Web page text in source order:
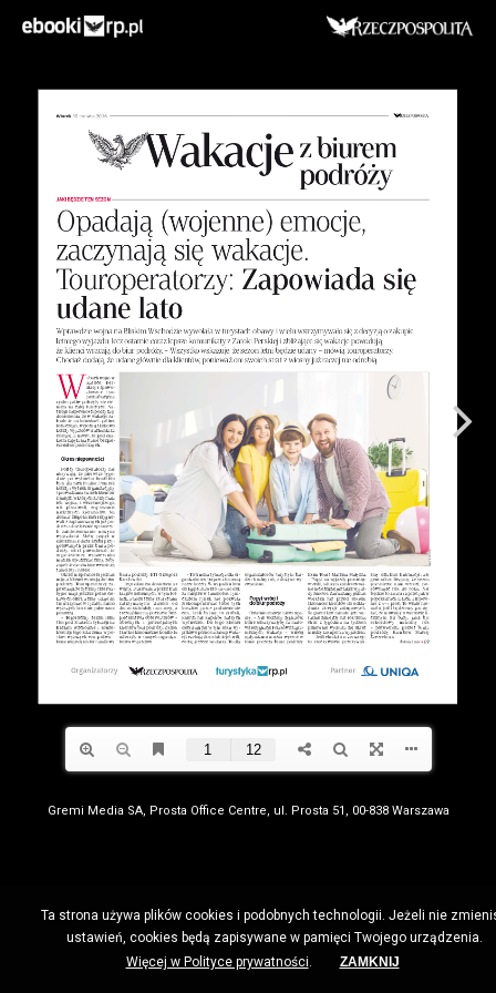
Gremi Media SA, Prosta Office Centre, ul. Prosta 51, 00-838 Warszawa
Ta strona używa plików cookies i podobnych technologii. Jeżeli nie
ustawień, cookies będą zapisywane w pamięci Twojego urządzenia.
Więcej w Polityce prywatności. ZAMKNIJ